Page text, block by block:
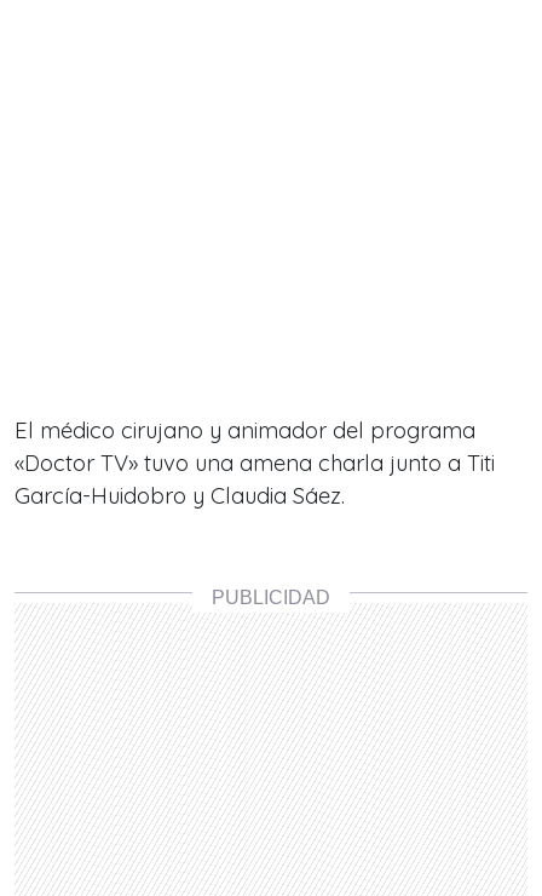
El médico cirujano y animador del programa
«Doctor TV» tuvo una amena charla junto a Titi
García-Huidobro y Claudia Sáez.